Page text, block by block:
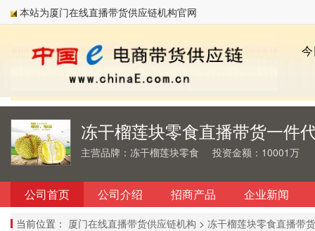
本站为厦门在线直播带货供应链机构官网
冻干榴莲块零食直播带货一件
主营品牌：冻干榴莲块零食 投资金额：10001万
公司首页 公司介绍 招商产品 企业新闻
当前位置： 厦门在线直播带货供应链机构 > 冻干榴莲块零食直播带